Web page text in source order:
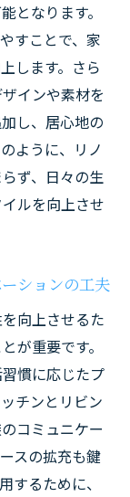
となります。
すことで、家
します。さら
インや素材を
し、居心地の
ように、リノ
ず、日々の生
ルを向上させ
ションの工夫
向上させるた
が重要です。
慣に応じたプ
チンとリビン
コミュニケー
スの拡充も鍵
するために、